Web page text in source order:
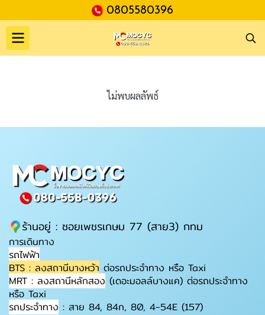
0805580396
ไม่พบผลลัพธ์
ร้านอยู่ : ซอยเพชรเกษม 77 (สาย3) กทม
การเดินทาง
รถไฟฟ้า
BTS : ลงสถานีบางหว้า ต่อรถประจำทาง หรือ Taxi
MRT : ลงสถานีหลักสอง (เดอะมอลล์บางแค) ต่อรถประจำทาง
หรือ Taxi
รถประจำทาง : สาย 84, 84ก, 80, 4-54E (157)